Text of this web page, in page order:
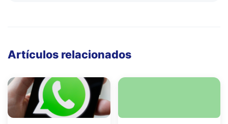
Artículos relacionados